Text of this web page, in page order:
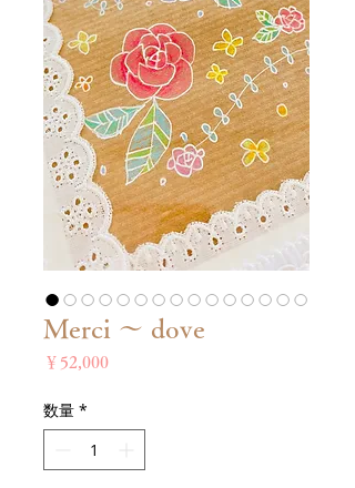
Merci 〜 dove
￥52,000価
数量 *